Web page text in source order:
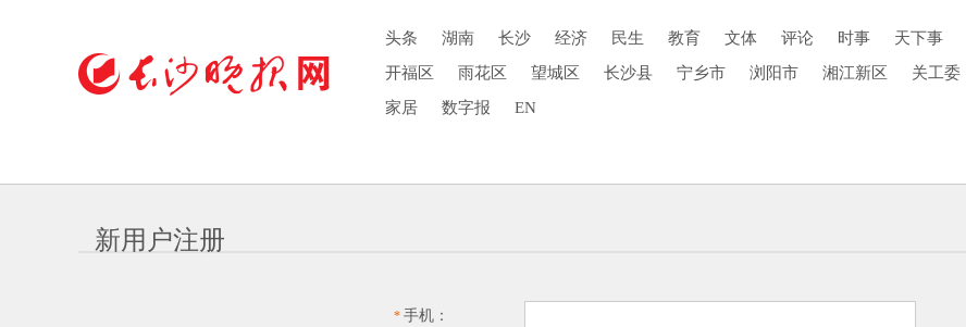
头条 湖南 长沙 经济 民生 教育 文体 评论 时事 天下事
开福区
雨花区 望城区 长沙县 宁乡市 浏阳市 湘江新区 关工委
家居
数字报 EN
新用户注册
* 手机：